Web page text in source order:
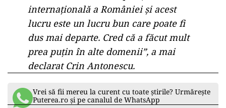
guvernare consideră că fostul preşedinte ar fi
trebuit să facă mult mai mult în alte domenii
esenţiale pentru dezvoltarea ţării.
„Au fost proiecte nerealizate. România
Educată – care merită continuată
ideea, nu ştiu exact, nu ştiu detalii.
Poate trebuie altfel conceput, poate